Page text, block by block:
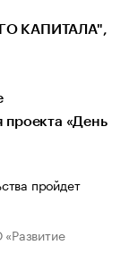
КАПИТАЛА",
проекта «День